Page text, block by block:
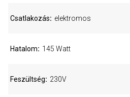
Csatlakozás elektromos
Hatalom 145 Watt
Feszültség 230V